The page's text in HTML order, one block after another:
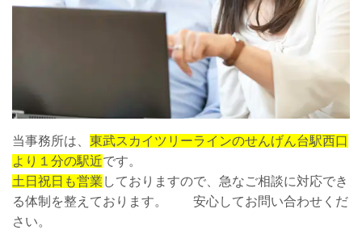
当事務所は、 東武スカイツリーラインのせんげん台駅西口
より１分の駅近です。
土日祝日も営業 しておりますので、急なご相談に対応でき
る体制を整えております。 安心してお問い合わせくだ
さい。